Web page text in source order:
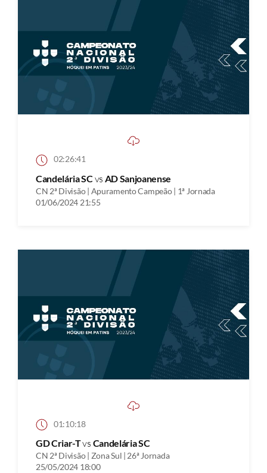
02:26:41
Candelária SCvs AD Sanjoanense
CN 2ª Divisão | Apuramento Campeão | 1ª Jornada
01/06/2024 21:55
01:10:18
GD Criar-Tvs Candelária SC
CN 2ª Divisão | Zona Sul | 26ª Jornada
25/05/2024 18:00